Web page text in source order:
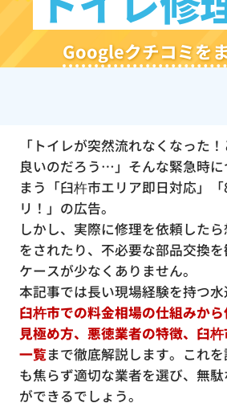
Googleクチコミを
「トイレが突然流れなくなった
良いのだろう…」そんな緊急時に
まう「臼杵市エリア即日対応」
リ！」の広告。
しかし、実際に修理を依頼した
をされたり、不必要な部品交換
ケースが少なくありません。
本記事では長い現場経験を持つ水
臼杵市での料金相場の仕組みか
見極め方、悪徳業者の特徴、臼
一覧まで徹底解説します。これ
も焦らず適切な業者を選び、無
ができるでしょう。